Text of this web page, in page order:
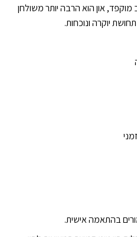
מוקפד, און הוא הרבה יותר משולחן
יוקרה ונוכחות.
בהתאמה אישית.